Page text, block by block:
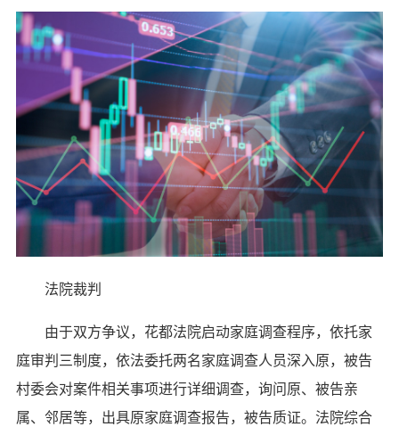
法院裁判
由于双方争议，花都法院启动家庭调查程序，依托家
庭审判三制度，依法委托两名家庭调查人员深入原，被告
村委会对案件相关事项进行详细调查，询问原、被告亲
属、邻居等，出具原家庭调查报告，被告质证。法院综合